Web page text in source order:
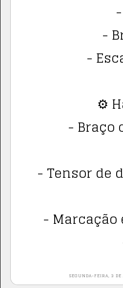
-
-
⚙️
- Braço
- Tensor de
- Marcação
SEGUNDA-FEIRA, 3 DE